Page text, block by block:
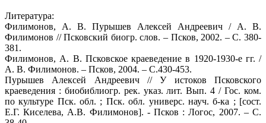
Литература:
Филимонов, А. В. Пурышев Алексей Андреевич / А. В.
Филимонов // Псковский биогр. слов. – Псков, 2002. – С. 380-
381.
Филимонов, А. В. Псковское краеведение в 1920-1930-е гг. /
А. В. Филимонов. – Псков, 2004. – С.430-453.
Пурышев Алексей Андреевич // У истоков Псковского
краеведения : биобиблиогр. рек. указ. лит. Вып. 4 / Гос. ком.
по культуре Пск. обл. ; Пск. обл. универс. науч. б-ка ; [сост.
Е.Г. Киселева, А.В. Филимонов]. - Псков : Логос, 2007. – С.